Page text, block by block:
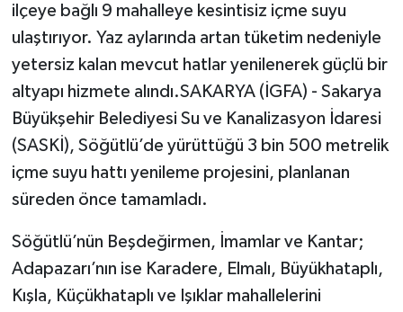
ilçeye bağlı 9 mahalleye kesintisiz içme suyu
ulaştırıyor. Yaz aylarında artan tüketim nedeniyle
yetersiz kalan mevcut hatlar yenilenerek güçlü bir
altyapı hizmete alındı.SAKARYA (İGFA) - Sakarya
Büyükşehir Belediyesi Su ve Kanalizasyon İdaresi
(SASKİ), Söğütlü’de yürüttüğü 3 bin 500 metrelik
içme suyu hattı yenileme projesini, planlanan
süreden önce tamamladı.
Söğütlü’nün Beşdeğirmen, İmamlar ve Kantar;
Adapazarı’nın ise Karadere, Elmalı, Büyükhataplı,
Kışla, Küçükhataplı ve Işıklar mahallelerini